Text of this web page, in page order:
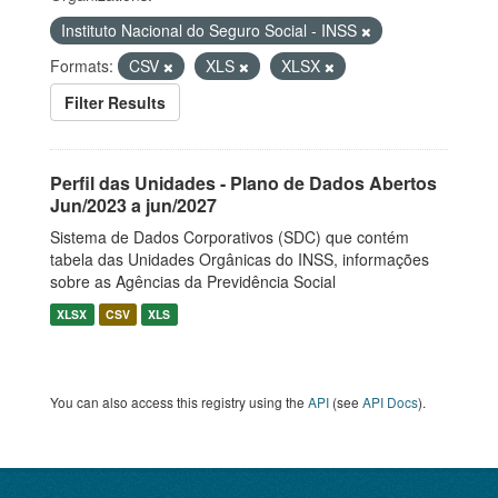
Instituto Nacional do Seguro Social - INSS
Formats:
CSV XLS
XLSX
Filter Results
Perfil das Unidades - Plano de Dados Abertos
Jun/2023 a jun/2027
Sistema de Dados Corporativos (SDC) que contém
tabela das Unidades Orgânicas do INSS, informações
sobre as Agências da Previdência Social
XLSX CSV XLS
You can also access this registry using the API (see API Docs).